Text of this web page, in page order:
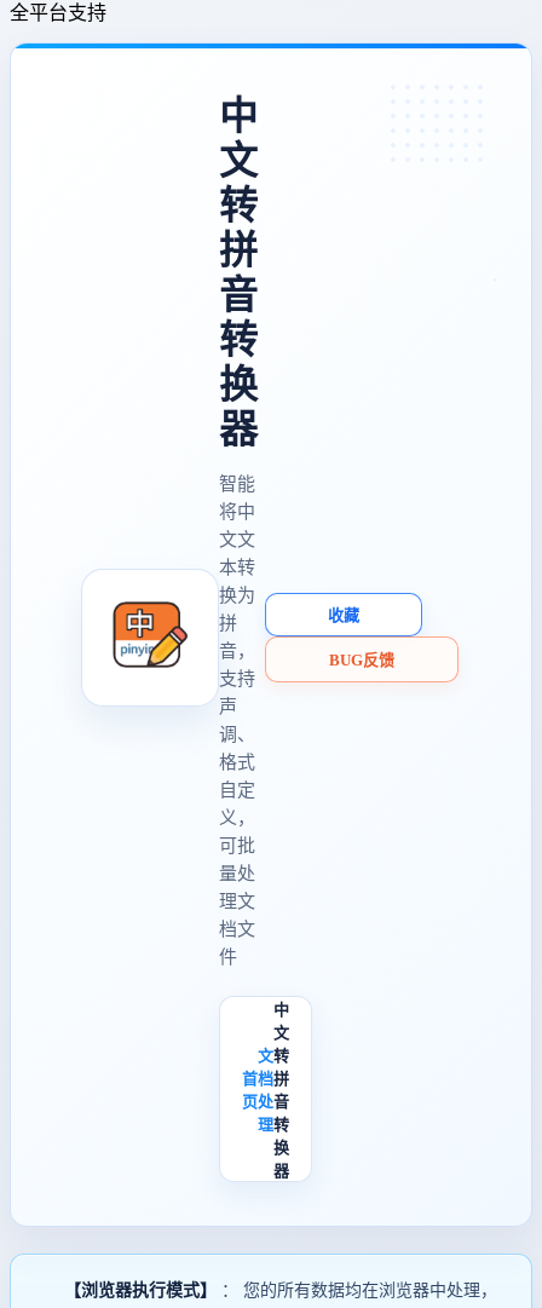
全平台支持
中
文
转
拼
音
转
换
器
智能
将中
文文
本转
换为
拼
音，
支持
声
调、
格式
自定
义，
可批
量处
理文
档文
件
首
页
文
档
处
理
中
文
转
拼
音
转
换
器
收藏
BUG反馈
【浏览器执行模式】
： 您的所有数据均在浏览器中处理，